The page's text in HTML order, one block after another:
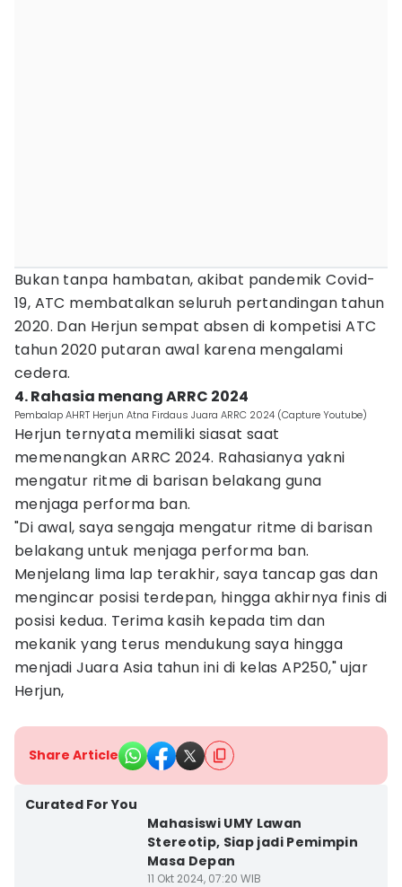
Bukan tanpa hambatan, akibat pandemik Covid-
19, ATC membatalkan seluruh pertandingan tahun
2020. Dan Herjun sempat absen di kompetisi ATC
tahun 2020 putaran awal karena mengalami
cedera.
4. Rahasia menang ARRC 2024
Pembalap AHRT Herjun Atna Firdaus Juara ARRC 2024 (Capture Youtube)
Herjun ternyata memiliki siasat saat
memenangkan ARRC 2024. Rahasianya yakni
mengatur ritme di barisan belakang guna
menjaga performa ban.
"Di awal, saya sengaja mengatur ritme di barisan
belakang untuk menjaga performa ban.
Menjelang lima lap terakhir, saya tancap gas dan
mengincar posisi terdepan, hingga akhirnya finis di
posisi kedua. Terima kasih kepada tim dan
mekanik yang terus mendukung saya hingga
menjadi Juara Asia tahun ini di kelas AP250," ujar
Herjun,
Share Article
Curated For You
Mahasiswi UMY Lawan
Stereotip, Siap jadi Pemimpin
Masa Depan
11 Okt 2024, 07:20 WIB